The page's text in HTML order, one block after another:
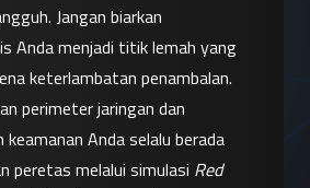
Jangan biarkan
Anda menjadi titik lemah yang
keterlambatan penambalan.
perimeter jaringan dan
Anda selalu berada
peretas melalui simulasi Red